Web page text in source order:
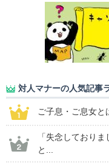
対人マナーの人気記事
ご子息・ご息女と
「失念しており
と...